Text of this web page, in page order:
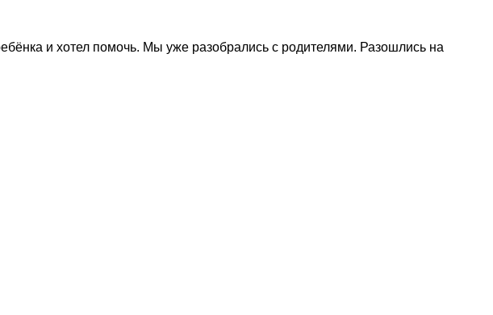
и хотел помочь. Мы уже разобрались с родителями. Разошлись на